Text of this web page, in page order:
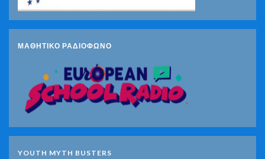
ΜΑΘΗΤΙΚΟ ΡΑΔΙΟΦΩΝΟ
YOUTH MYTH BUSTERS